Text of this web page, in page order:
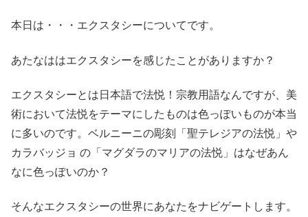
本日は・・・エクスタシーについてです。
あたなははエクスタシーを感じたことがありますか？
エクスタシーとは日本語で法悦！宗教用語なんですが、美
術において法悦をテーマにしたものは色っぽいものが本当
に多いのです。ベルニーニの彫刻「聖テレジアの法悦」や
カラバッジョ の「マグダラのマリアの法悦」はなぜあん
なに色っぽいのか？
そんなエクスタシーの世界にあなたをナビゲートします。